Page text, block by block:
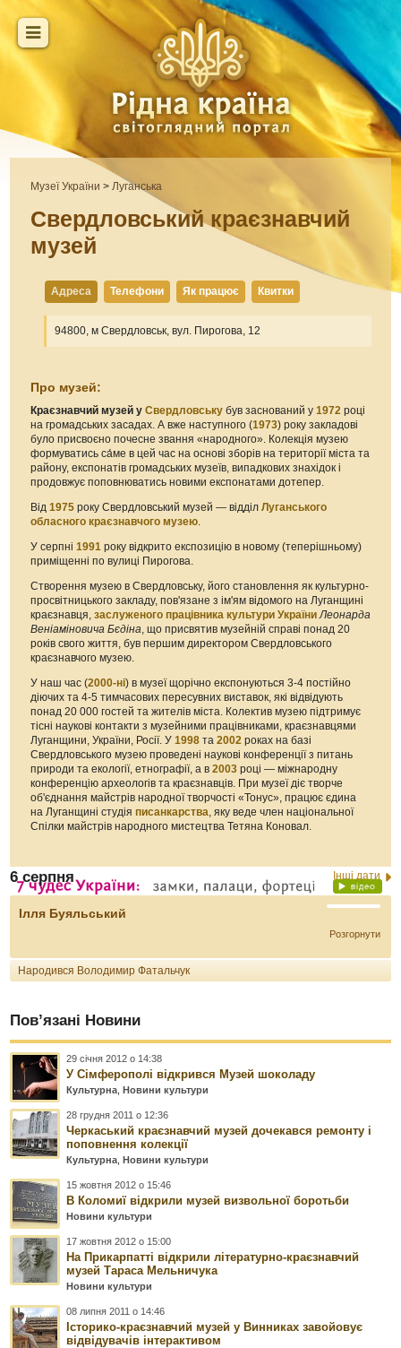
Музеї України >Луганська
Свердловський краєзнавчий
музей
Адреса Телефони Як працює Квитки
94800, м Свердловськ, вул. Пирогова, 12
Про музей:
Краєзнавчий музей уСвердловську був заснований у1972 році
на громадських засадах. А вже наступного (1973) року закладові
було присвоєно почесне звання «народного». Колекція музею
формуватись са́ме в цей час на основі зборів на території міста та
району, експонатів громадських музеїв, випадкових знахідок і
продовжує поповнюватись новими експонатами дотепер.
Від1975 року Свердловський музей — відділЛуганського
обласного краєзнавчого музею.
У серпні1991 року відкрито експозицію в новому (теперішньому)
приміщенні по вулиці Пирогова.
Створення музею в Свердловську, його становлення як культурно-
просвітницького закладу, пов'язане з ім'ям відомого на Луганщині
краєзнавця,заслуженого працівника культури України Леонарда
Веніаміновича Бєдіна, що присвятив музейній справі понад 20
років свого життя, був першим директором Свердловського
краєзнавчого музею.
У наш час (2000-ні) в музеї щорічно експонуються 3-4 постійно
діючих та 4-5 тимчасових пересувних виставок, які відвідують
понад 20 000 гостей та жителів міста. Колектив музею підтримує
тісні наукові контакти з музейними працівниками, краєзнавцями
Луганщини, України, Росії. У1998 та2002 роках на базі
Свердловського музею проведені наукові конференції з питань
природи та екології, етнографії, а в2003 році — міжнародну
конференцію археологів та краєзнавців. При музеї діє творче
об'єднання майстрів народної творчості «Тонус», працює єдина
на Луганщині студіяписанкарства, яку веде член національної
Спілки майстрів народного мистецтва Тетяна Коновал.
6 серпня Інші дати
Ілля Буяльський
Розгорнути
Народився Володимир Фатальчук
Пов’язані Новини
29 січня 2012 о 14:38
У Сімферополі відкрився Музей шоколаду
Культурна ,Новини культури
28 грудня 2011 о 12:36
Черкаський краєзнавчий музей дочекався ремонту і
поповнення колекції
Культурна ,Новини культури
15 жовтня 2012 о 15:46
В Коломиї відкрили музей визвольної боротьби
Новини культури
17 жовтня 2012 о 15:00
На Прикарпатті відкрили літературно-краєзнавчий
музей Тараса Мельничука
Новини культури
08 липня 2011 о 14:46
Історико-краєзнавчий музей у Винниках завойовує
відвідувачів інтерактивом